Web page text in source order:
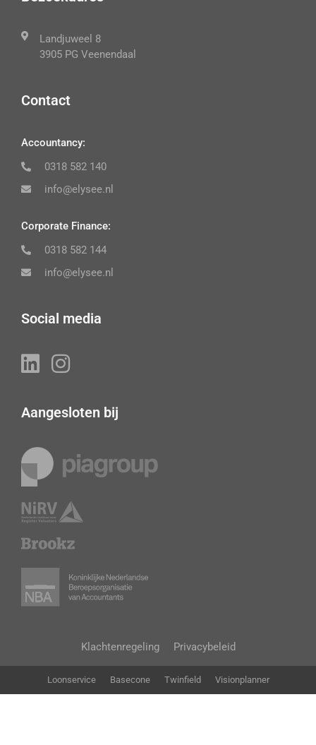
Landjuweel 8
3905 PG Veenendaal
Contact
Accountancy:
0318 582 140
info@elysee.nl
Corporate Finance:
0318 582 144
info@elysee.nl
Social media
Aangesloten bij
Klachtenregeling Privacybeleid
Loonservice Basecone Twinfield Visionplanner